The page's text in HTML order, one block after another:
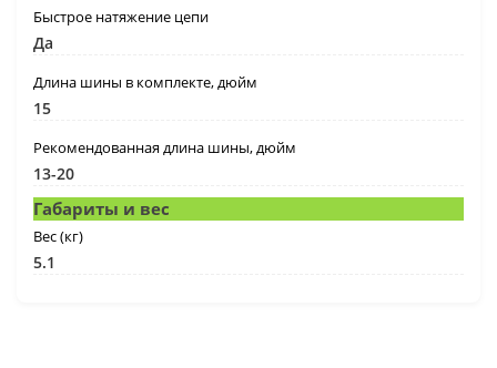
Быстрое натяжение цепи
Да
Длина шины в комплекте, дюйм
15
Рекомендованная длина шины, дюйм
13-20
Габариты и вес
Вес (кг)
5.1